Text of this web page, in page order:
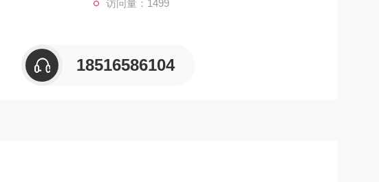
访问量：1499
18516586104